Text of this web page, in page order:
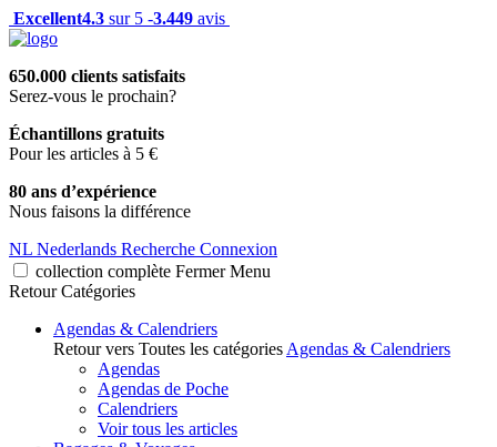
Excellent4.3 sur 5 -3.449 avis
650.000 clients satisfaits
Serez-vous le prochain?
Échantillons gratuits
Pour les articles à 5 €
80 ans d’expérience
Nous faisons la différence
NL Nederlands Recherche Connexion
collection complète Fermer Menu
Retour Catégories
Agendas & Calendriers
Retour vers Toutes les catégories Agendas & Calendriers
Agendas
Agendas de Poche
Calendriers
Voir tous les articles